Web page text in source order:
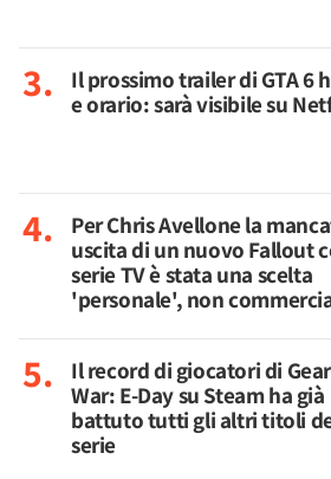
Il prossimo trailer di GTA 6
e orario: sarà visibile su
Per Chris Avellone la
uscita di un nuovo Fallout
serie TV è stata una scelta
'personale', non
Il record di giocatori di
War: E-Day su Steam ha già
battuto tutti gli altri titoli
serie